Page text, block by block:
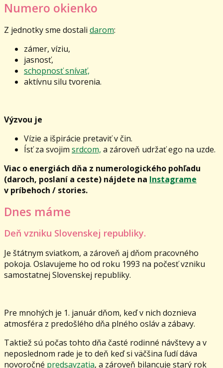
Numero okienko
Z jednotky sme dostali darom:
zámer, víziu,
jasnosť,
schopnosť snívať,
aktívnu silu tvorenia.
Výzvou je
Vízie a išpirácie pretaviť v čin.
Ísť za svojim srdcom, a zároveň udržať ego na uzde.
Viac o energiách dňa z numerologického pohľadu
(daroch, poslaní a ceste) nájdete na Instagrame
v príbehoch / stories.
Dnes máme
Deň vzniku Slovenskej republiky.
Je štátnym sviatkom, a zároveň aj dňom pracovného
pokoja. Oslavujeme ho od roku 1993 na počesť vzniku
samostatnej Slovenskej republiky.
Pre mnohých je 1. január dňom, keď v nich doznieva
atmosféra z predošlého dňa plného osláv a zábavy.
Taktiež sú počas tohto dňa časté rodinné návštevy a v
neposlednom rade je to deň keď si väčšina ľudí dáva
novoročné predsavzatia, a zároveň bilancuje starý rok